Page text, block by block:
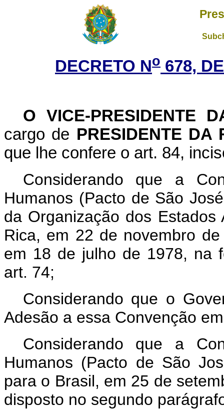
DECRETO No 678,
O VICE-PRESIDENTE
cargo de PRESIDENTE DA
que lhe confere o art. 84,
Considerando que a
Humanos (Pacto de São
da Organização dos
Rica, em 22 de novembro
em 18 de julho de 1978, na
art. 74;
Considerando que o
Adesão a essa Convenção
Considerando que a
Humanos (Pacto de São
para o Brasil, em 25 de
disposto no segundo